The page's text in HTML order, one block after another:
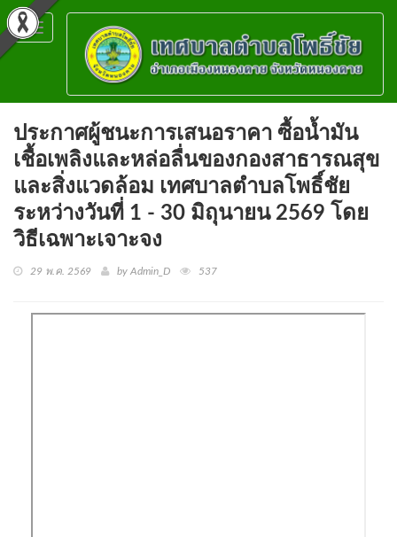
Toggle
navigation
ประกาศผู้ชนะการเสนอราคา ซื้อน้ำมัน
เชื้อเพลิงและหล่อลื่นของกองสาธารณสุข
และสิ่งแวดล้อม เทศบาลตำบลโพธิ์ชัย
ระหว่างวันที่ 1 - 30 มิถุนายน 2569 โดย
วิธีเฉพาะเจาะจง
29 พ.ค. 2569 by Admin_D 537